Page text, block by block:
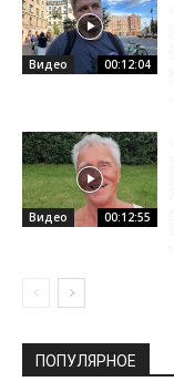
Видео 00:12:04
Видео 00:12:55
ПОПУЛЯРНОЕ